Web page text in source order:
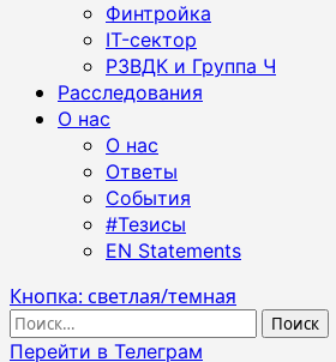
Финтройка
IT-сектор
РЗВДК и Группа Ч
Расследования
О нас
О нас
Ответы
События
#Тезисы
EN Statements
Кнопка: светлая/темная
Найти:
Перейти в Телеграм